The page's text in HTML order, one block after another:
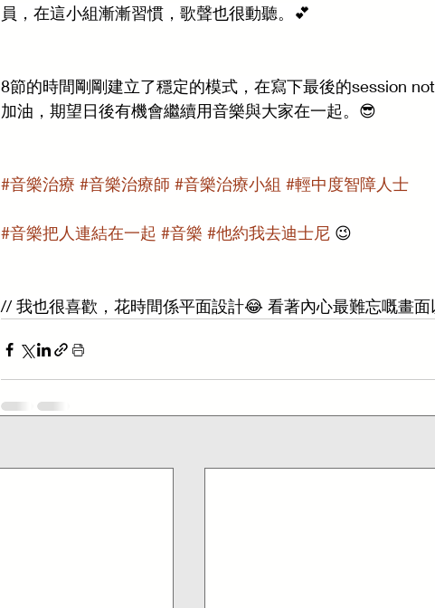
員，在這小組漸漸習慣，歌聲也很動聽。💕
8節的時間剛剛建立了穩定的模式，在寫下最後的session
加油，期望日後有機會繼續用音樂與大家在一起。😎
#音樂治療 #音樂治療師 #音樂治療小組 #輕中度智障人士
#音樂把人連結在一起 #音樂 #他約我去迪士尼 😉
// 我也很喜歡，花時間係平面設計😂 看著內心最難忘嘅畫